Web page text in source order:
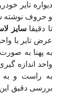
دیواره تایر
و حروف نوشته
تا دقیقاسایز
عرض تایر با
به پهنا به
واحد اندازه
به راست و به
بررسی دقیق این